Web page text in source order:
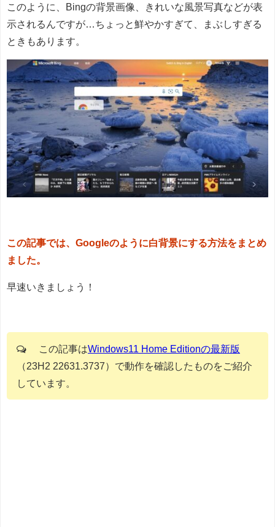
このように、Bingの背景画像、きれいな風景写真などが表
示されるんですが…ちょっと鮮やかすぎて、まぶしすぎる
ときもあります。
この記事では、Googleのように白背景にする方法をまとめ
ました。
早速いきましょう！
この記事はWindows11 Home Editionの最新版
（23H2 22631.3737）で動作を確認したものをご紹介
しています。